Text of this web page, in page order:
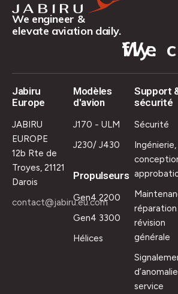
We engineer &
elevate aviation daily.
We can all fly.
Jabiru
Europe
JABIRU
EUROPE
12b Rte de
Troyes, 21121
Darois
contact@jabiru.eu.com
Modèles
d'avion
J170 - ULM
J230/ J430
Propulseurs
Gen4 2200
Gen4 3300
Hélices
Support
sécurité
Sécurité
Ingénierie,
révision
générale
service